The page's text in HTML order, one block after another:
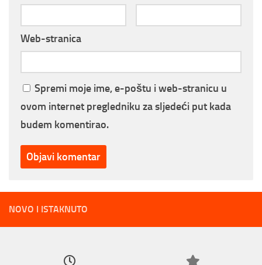
Web-stranica
Spremi moje ime, e-poštu i web-stranicu u
ovom internet pregledniku za sljedeći put kada
budem komentirao.
NOVO I ISTAKNUTO